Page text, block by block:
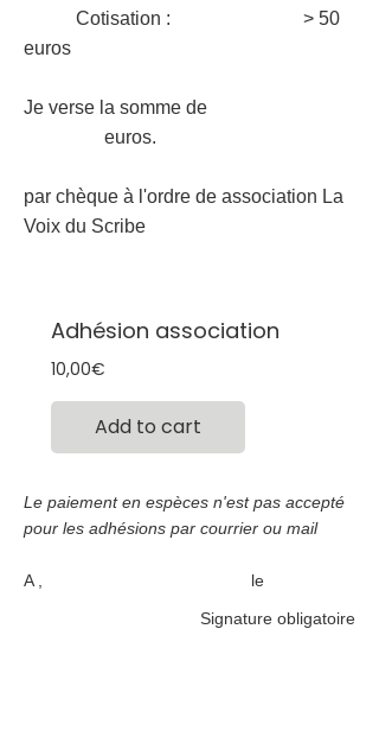
Cotisation : > 50
euros
Je verse la somme de
euros.
par chèque à l'ordre de association La
Voix du Scribe
Adhésion association
10,00€
Add to cart
Le paiement en espèces n'est pas accepté
pour les adhésions par courrier ou mail
A , le
Signature obligatoire